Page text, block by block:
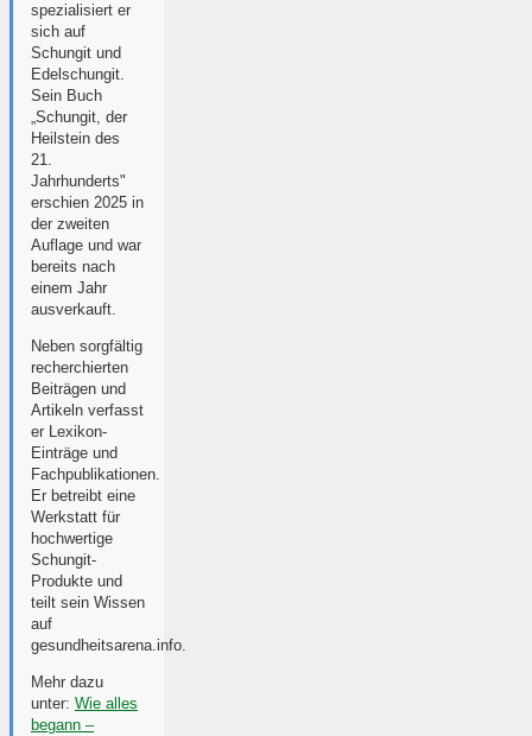
spezialisiert er
sich auf
Schungit und
Edelschungit.
Sein Buch
„Schungit, der
Heilstein des
21.
Jahrhunderts"
erschien 2025 in
der zweiten
Auflage und war
bereits nach
einem Jahr
ausverkauft.
Neben sorgfältig
recherchierten
Beiträgen und
Artikeln verfasst
er Lexikon-
Einträge und
Fachpublikationen.
Er betreibt eine
Werkstatt für
hochwertige
Schungit-
Produkte und
teilt sein Wissen
auf
gesundheitsarena.info.
Mehr dazu
unter: Wie alles
begann –